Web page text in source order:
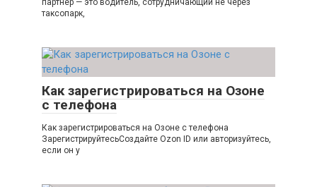
партнёр — это водитель, сотрудничающий не через
таксопарк,
Как зарегистрироваться на Озоне
с телефона
Как зарегистрироваться на Озоне с телефона
ЗарегистрируйтесьСоздайте Ozon ID или авторизуйтесь,
если он у